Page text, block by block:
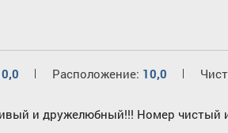
Расположение: 10,0
и дружелюбный!!! Номер чистый